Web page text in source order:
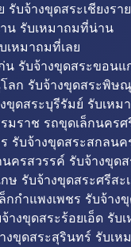
รับจ้างขุดสระเชียงรา
น รับเหมาถมที่น่าน
เหมาถมที่เลย
รับจ้างขุดสระขอน
ก รับจ้างขุดสระพิษ
ขุดสระบุรีรัมย์ รับเหม
ราช รถขุดเล็กนค
รับจ้างขุดสระสกลน
ครสวรรค์ รับจ้างขุ
ษ รับจ้างขุดสระศรีส
กำแพงเพชร รับจ้า
างขุดสระร้อยเอ็ด รับ
งขุดสระสุรินทร์ รับเ